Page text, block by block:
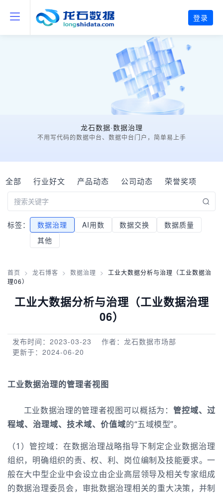
龙石数据·数据治理
不用写代码的数据中台、数据中台门户，简单易上手
全部 行业好文 产品动态 公司动态 荣誉奖项
标签： 数据治理 AI用数 数据交换
数据质量
其他
首页 > 龙石博客 > 数据治理 >
工业大数据分析与治理（工业数据治
理06）
工业大数据分析与治理（工业数据治理
06）
发布时间：2023-03-23
作者：龙石数据市场部
更新于：2024-06-20
工业数据治理的管理者视图
工业数据治理的管理者视图可以概括为： 管控域、过
程域、治理域、技术域、价值域的“五域模型”。
（1）管控域：在数据治理战略指导下制定企业数据治理
组织，明确组织的责、权、利、岗位编制及技能要求。一
般在大中型企业中会设立由企业高层领导及相关专家组成
的数据治理委员会，审批数据治理相关的重大决策，并制
登录